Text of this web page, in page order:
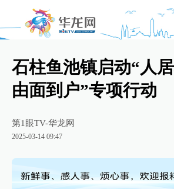
石柱鱼池镇启动“人
由面到户”专项行动
第1眼TV-华龙网
2025-03-14 09:47